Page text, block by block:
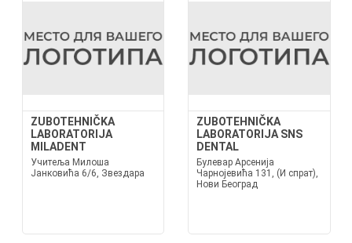
ZUBOTEHNIČKA
LABORATORIJA
MILADENT
Учитеља Милоша
Јанковића 6/6, Звездара
ZUBOTEHNIČKA
LABORATORIJA SNS
DENTAL
Булевар Арсенија
Чарнојевића 131, (И спрат),
Нови Београд